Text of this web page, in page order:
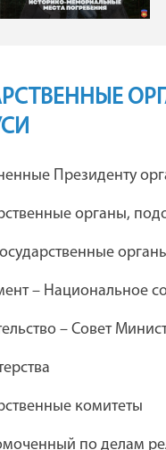
областная
комсомола
Президенту
органы,
– Национальное
– Совет
комитеты
по делам